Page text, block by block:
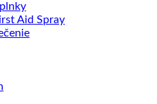
Aid Spray